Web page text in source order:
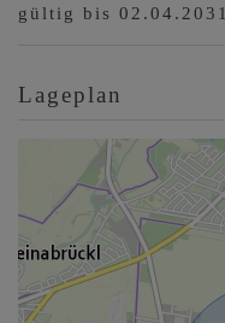
gültig bis 02.04.2031
Lageplan